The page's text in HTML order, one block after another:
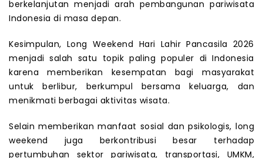
berkelanjutan menjadi arah pembangunan pariwisata
Indonesia di masa depan.
Kesimpulan, Long Weekend Hari Lahir Pancasila 2026
menjadi salah satu topik paling populer di Indonesia
karena memberikan kesempatan bagi masyarakat
untuk berlibur, berkumpul bersama keluarga, dan
menikmati berbagai aktivitas wisata.
Selain memberikan manfaat sosial dan psikologis, long
weekend juga berkontribusi besar terhadap
pertumbuhan sektor pariwisata, transportasi, UMKM,